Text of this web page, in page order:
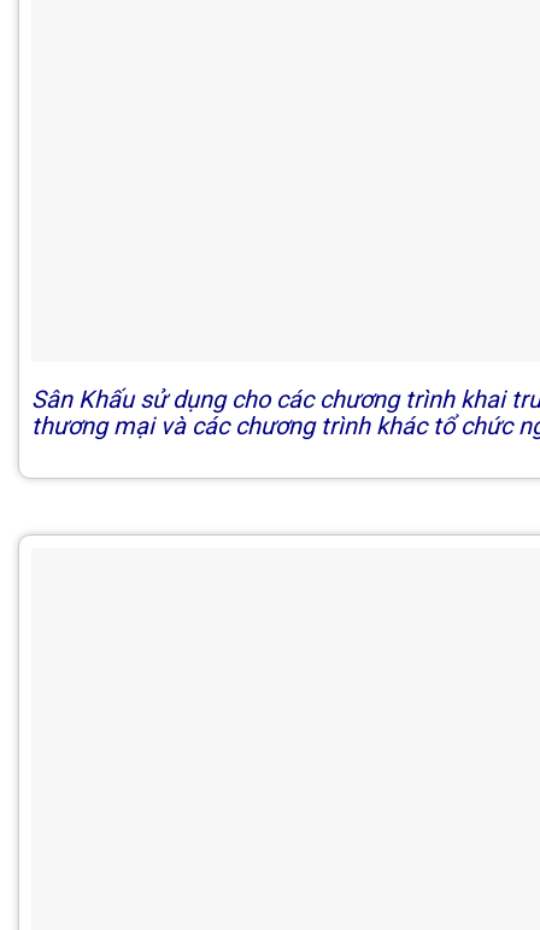
Sân Khấu sử dụng cho các chương trình khai
thương mại và các chương trình khác tổ chức